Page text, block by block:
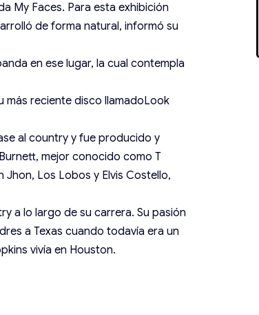
My Faces. Para esta exhibición
de forma natural, informó su
en ese lugar, la cual contempla
más reciente disco llamadoLook
al country y fue producido y
mejor conocido como T
Los Lobos y Elvis Costello,
a lo largo de su carrera. Su pasión
a Texas cuando todavía era un
vivía en Houston.